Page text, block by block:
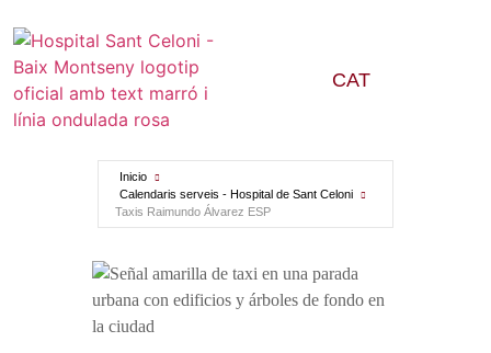
CAT
Inicio
Calendaris serveis - Hospital de Sant Celoni
Taxis Raimundo Álvarez ESP